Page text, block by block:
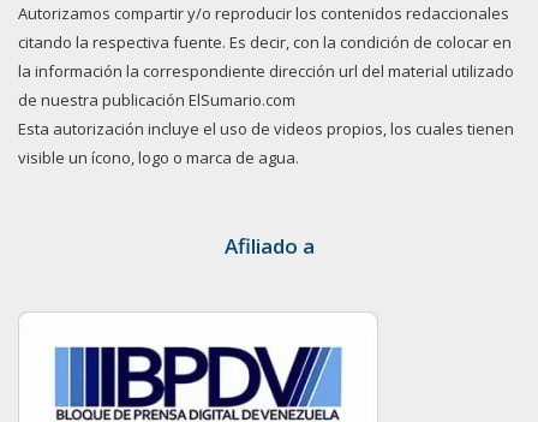
Autorizamos compartir y/o reproducir los contenidos redaccionales
citando la respectiva fuente. Es decir, con la condición de colocar en
la información la correspondiente dirección url del material utilizado
de nuestra publicación ElSumario.com
Esta autorización incluye el uso de videos propios, los cuales tienen
visible un ícono, logo o marca de agua.
Afiliado a